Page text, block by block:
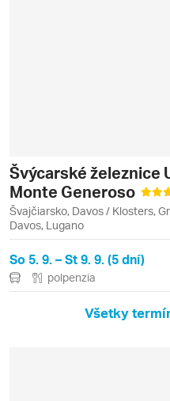
Švýcarské železnice
Monte Generoso
Švajčiarsko, Davos / Klosters,
Davos, Lugano
So 5. 9. – St 9. 9. (5 dní)
polpenzia
Všetky